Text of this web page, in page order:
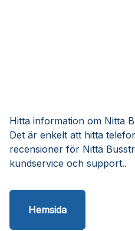
Hitta information om Nitta
Det är enkelt att hitta
recensioner för Nitta
kundservice och support..
Hemsida